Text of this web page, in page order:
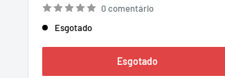
venda
0 comentário
Esgotado
Esgotado